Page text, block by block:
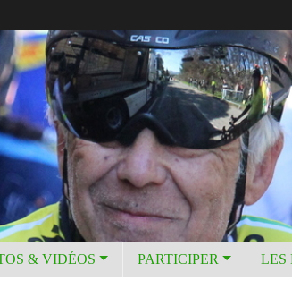
& VIDÉOS PARTICIPER LES